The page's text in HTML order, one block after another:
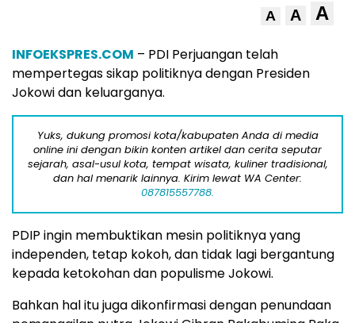
A A A
INFOEKSPRES.COM – PDI Perjuangan telah
mempertegas sikap politiknya dengan Presiden
Jokowi dan keluarganya.
Yuks, dukung promosi kota/kabupaten Anda di media
online ini dengan bikin konten artikel dan cerita seputar
sejarah, asal-usul kota, tempat wisata, kuliner tradisional,
dan hal menarik lainnya. Kirim lewat WA Center:
087815557788.
PDIP ingin membuktikan mesin politiknya yang
independen, tetap kokoh, dan tidak lagi bergantung
kepada ketokohan dan populisme Jokowi.
Bahkan hal itu juga dikonfirmasi dengan penundaan